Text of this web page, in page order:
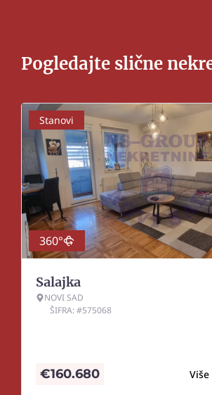
Pogledajte slične
Stanovi
360°
Salajka
NOVI SAD
ŠIFRA: #575068
€160.680